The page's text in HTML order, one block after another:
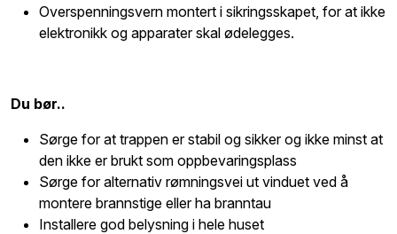
Overspenningsvern montert i sikringsskapet, for at ikke
elektronikk og apparater skal ødelegges.
Du bør..
Sørge for at trappen er stabil og sikker og ikke minst at
den ikke er brukt som oppbevaringsplass
Sørge for alternativ rømningsvei ut vinduet ved å
montere brannstige eller ha branntau
Installere god belysning i hele huset